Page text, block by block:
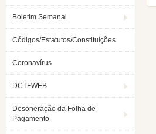
Boletim Semanal
Códigos/Estatutos/Constituições
Coronavírus
DCTFWEB
Desoneração da Folha de
Pagamento